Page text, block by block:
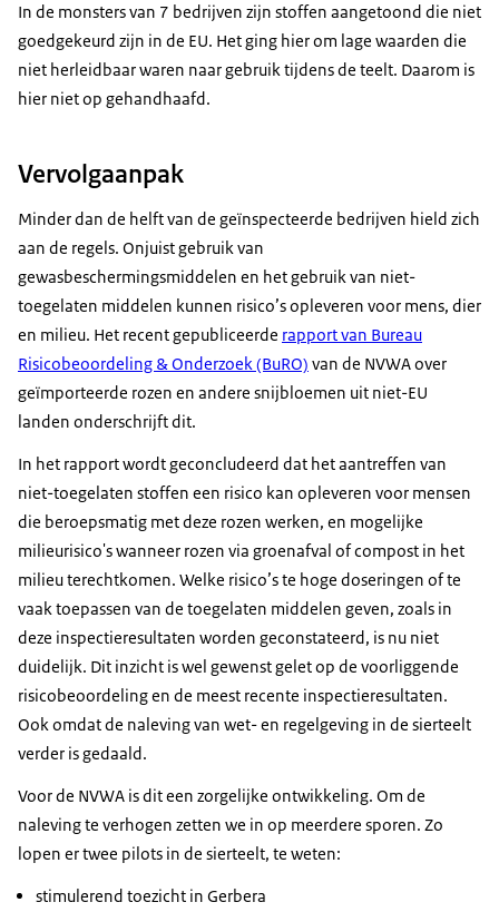
In de monsters van 7 bedrijven zijn stoffen aangetoond die niet
goedgekeurd zijn in de EU. Het ging hier om lage waarden die
niet herleidbaar waren naar gebruik tijdens de teelt. Daarom is
hier niet op gehandhaafd.
Vervolgaanpak
Minder dan de helft van de geïnspecteerde bedrijven hield zich
aan de regels. Onjuist gebruik van
gewasbeschermingsmiddelen en het gebruik van niet-
toegelaten middelen kunnen risico’s opleveren voor mens, dier
en milieu. Het recent gepubliceerde rapport van Bureau
Risicobeoordeling & Onderzoek (BuRO) van de NVWA over
geïmporteerde rozen en andere snijbloemen uit niet-EU
landen onderschrijft dit.
In het rapport wordt geconcludeerd dat het aantreffen van
niet-toegelaten stoffen een risico kan opleveren voor mensen
die beroepsmatig met deze rozen werken, en mogelijke
milieurisico's wanneer rozen via groenafval of compost in het
milieu terechtkomen. Welke risico’s te hoge doseringen of te
vaak toepassen van de toegelaten middelen geven, zoals in
deze inspectieresultaten worden geconstateerd, is nu niet
duidelijk. Dit inzicht is wel gewenst gelet op de voorliggende
risicobeoordeling en de meest recente inspectieresultaten.
Ook omdat de naleving van wet- en regelgeving in de sierteelt
verder is gedaald.
Voor de NVWA is dit een zorgelijke ontwikkeling. Om de
naleving te verhogen zetten we in op meerdere sporen. Zo
lopen er twee pilots in de sierteelt, te weten:
stimulerend toezicht in Gerbera